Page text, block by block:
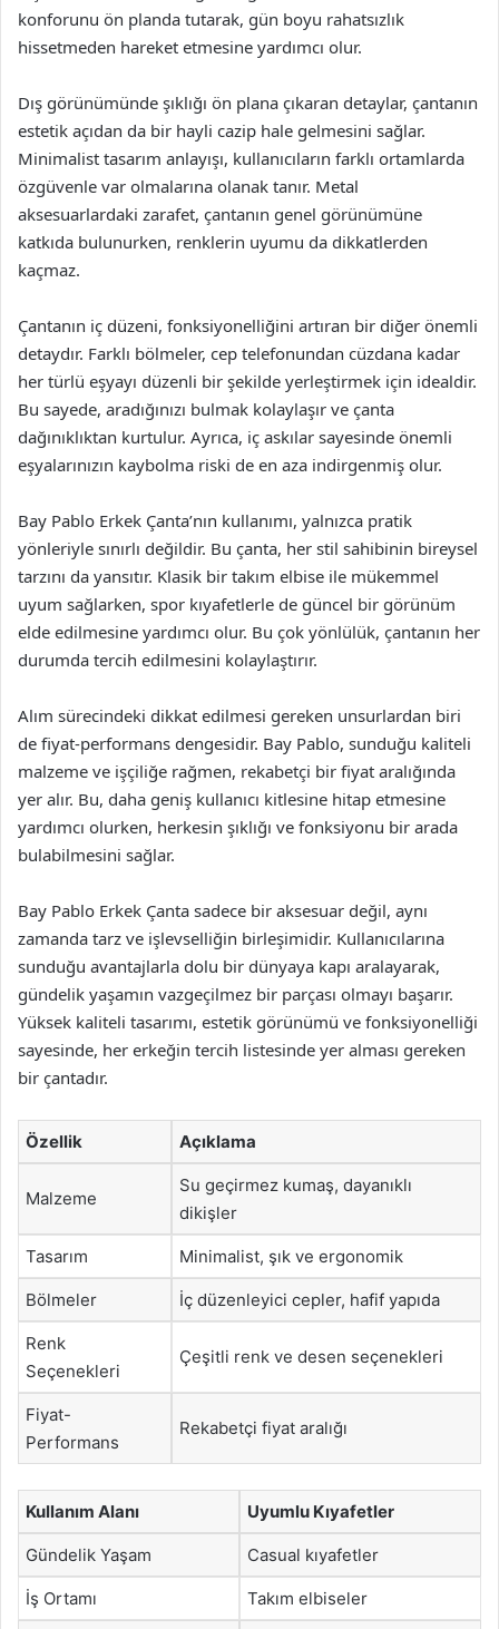
konforunu ön planda tutarak, gün boyu rahatsızlık
hissetmeden hareket etmesine yardımcı olur.
Dış görünümünde şıklığı ön plana çıkaran detaylar, çantanın
estetik açıdan da bir hayli cazip hale gelmesini sağlar.
Minimalist tasarım anlayışı, kullanıcıların farklı ortamlarda
özgüvenle var olmalarına olanak tanır. Metal
aksesuarlardaki zarafet, çantanın genel görünümüne
katkıda bulunurken, renklerin uyumu da dikkatlerden
kaçmaz.
Çantanın iç düzeni, fonksiyonelliğini artıran bir diğer önemli
detaydır. Farklı bölmeler, cep telefonundan cüzdana kadar
her türlü eşyayı düzenli bir şekilde yerleştirmek için idealdir.
Bu sayede, aradığınızı bulmak kolaylaşır ve çanta
dağınıklıktan kurtulur. Ayrıca, iç askılar sayesinde önemli
eşyalarınızın kaybolma riski de en aza indirgenmiş olur.
Bay Pablo Erkek Çanta’nın kullanımı, yalnızca pratik
yönleriyle sınırlı değildir. Bu çanta, her stil sahibinin bireysel
tarzını da yansıtır. Klasik bir takım elbise ile mükemmel
uyum sağlarken, spor kıyafetlerle de güncel bir görünüm
elde edilmesine yardımcı olur. Bu çok yönlülük, çantanın her
durumda tercih edilmesini kolaylaştırır.
Alım sürecindeki dikkat edilmesi gereken unsurlardan biri
de fiyat-performans dengesidir. Bay Pablo, sunduğu kaliteli
malzeme ve işçiliğe rağmen, rekabetçi bir fiyat aralığında
yer alır. Bu, daha geniş kullanıcı kitlesine hitap etmesine
yardımcı olurken, herkesin şıklığı ve fonksiyonu bir arada
bulabilmesini sağlar.
Bay Pablo Erkek Çanta sadece bir aksesuar değil, aynı
zamanda tarz ve işlevselliğin birleşimidir. Kullanıcılarına
sunduğu avantajlarla dolu bir dünyaya kapı aralayarak,
gündelik yaşamın vazgeçilmez bir parçası olmayı başarır.
Yüksek kaliteli tasarımı, estetik görünümü ve fonksiyonelliği
sayesinde, her erkeğin tercih listesinde yer alması gereken
bir çantadır.
Özellik Açıklama
Malzeme
Su geçirmez kumaş, dayanıklı
dikişler
Tasarım Minimalist, şık ve ergonomik
Bölmeler İç düzenleyici cepler, hafif yapıda
Renk
Seçenekleri
Çeşitli renk ve desen seçenekleri
Fiyat-
Performans
Rekabetçi fiyat aralığı
Kullanım Alanı Uyumlu Kıyafetler
Gündelik Yaşam Casual kıyafetler
İş Ortamı Takım elbiseler